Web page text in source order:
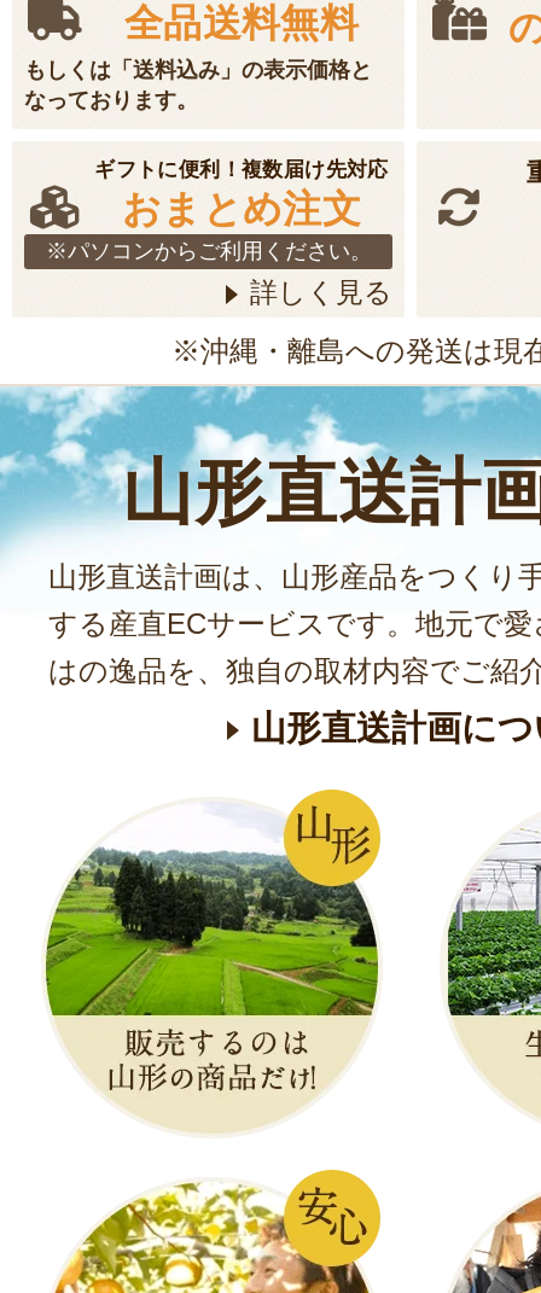
全品送料無料
もしくは「送料込み」の表示価格と
なっております。
ギフトに便利！複数届け先対応
おまとめ注文
※パソコンからご利用ください。
詳しく見る
※沖縄・離島への発送は現
山形直送計
山形直送計画は、山形産品をつくり
する産直ECサービスです。地元で
はの逸品を、独自の取材内容でご紹
山形直送計画に